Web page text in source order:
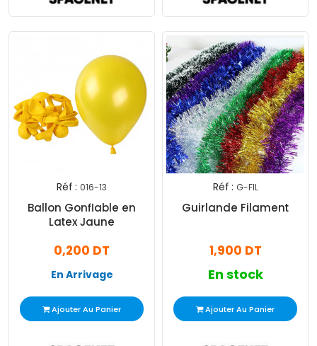
Réf : 016-13
Ballon Gonflable en
Latex Jaune
0,200 DT
En Arrivage
Ajouter Au Panier
Réf : G-FIL
Guirlande Filament
1,900 DT
En stock
Ajouter Au Panier